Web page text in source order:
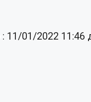
11/01/2022 11:46